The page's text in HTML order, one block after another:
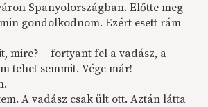
Spanyolországban. Előtte meg
gondolkodnom. Ezért esett rám
mire? – fortyant fel a vadász, a
tehet semmit. Vége már!
A vadász csak ült ott. Aztán látta